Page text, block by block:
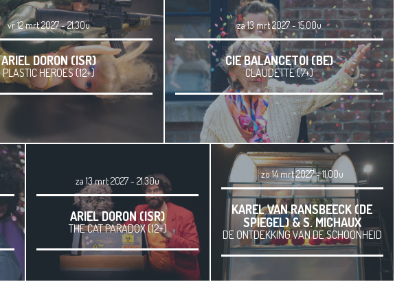
vr 12 mrt 2027 - 21.30u
ARIEL DORON (ISR)
PLASTIC HEROES (12+)
za 13 mrt 2027 - 15.00u
CIE BALANCETOI (BE)
CLAUDETTE (7+)
za 13 mrt 2027 - 21.30u
ARIEL DORON (ISR)
THE CAT PARADOX (12+)
zo 14 mrt 2027 - 11.00u
KAREL VAN RANSBEECK (DE
SPIEGEL) & S. MICHAUX
DE ONTDEKKING VAN DE SCHOONHEID